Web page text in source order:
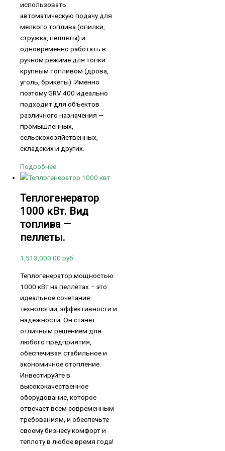
использовать
автоматическую подачу для
мелкого топлива (опилки,
стружка, пеллеты) и
одновременно работать в
ручном режиме для топки
крупным топливом (дрова,
уголь, брикеты). Именно
поэтому GRV 400 идеально
подходит для объектов
различного назначения —
промышленных,
сельскохозяйственных,
складских и других.
Подробнее
Теплогенератор
1000 кВт. Вид
топлива —
пеллеты.
1,513,000.00 руб.
Теплогенератор мощностью
1000 кВт на пеллетах – это
идеальное сочетание
технологии, эффективности и
надежности. Он станет
отличным решением для
любого предприятия,
обеспечивая стабильное и
экономичное отопление.
Инвестируйте в
высококачественное
оборудование, которое
отвечает всем современным
требованиям, и обеспечьте
своему бизнесу комфорт и
теплоту в любое время года!